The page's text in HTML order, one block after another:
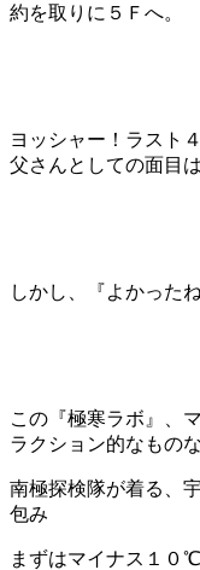
約を取りに５Ｆへ。
ヨッシャー！ラスト
父さんとしての面目
しかし、『よかった
この『極寒ラボ』、
ラクション的なもの
南極探検隊が着る、
包み
まずはマイナス１０